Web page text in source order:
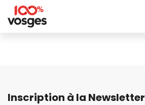
Inscription à la Newsletter